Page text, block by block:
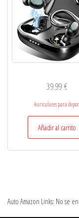
39.99 €
Auriculares para
Añadir al carrito
Auto Amazon Links: No se